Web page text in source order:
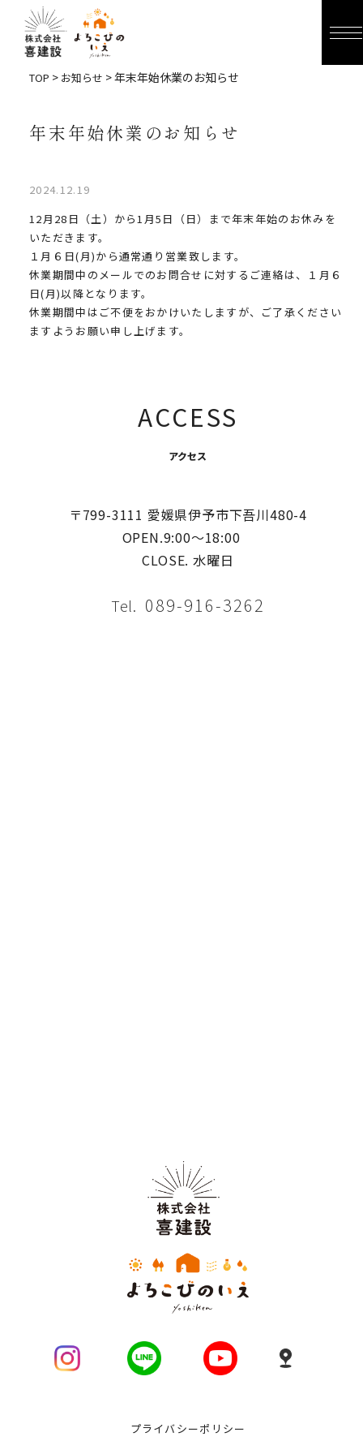
TOP > お知らせ > 年末年始休業のお知らせ
年末年始休業のお知らせ
2024.12.19
12月28日（土）から1月5日（日）まで年末年始のお休みを
いただきます。
１月６日(月)から通常通り営業致します。
休業期間中のメールでのお問合せに対するご連絡は、１月６
日(月)以降となります。
休業期間中はご不便をおかけいたしますが、ご了承ください
ますようお願い申し上げます。
ACCESS
アクセス
〒799-3111 愛媛県伊予市下吾川480-4
OPEN.9:00〜18:00
CLOSE. 水曜日
Tel. 089-916-3262
プライバシーポリシー